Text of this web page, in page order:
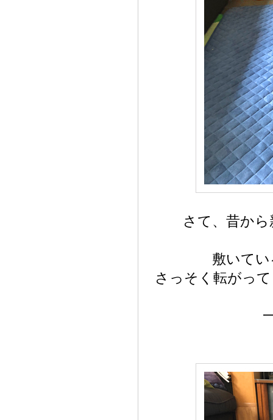
さて、昔か
敷いて
さっそく転がっ